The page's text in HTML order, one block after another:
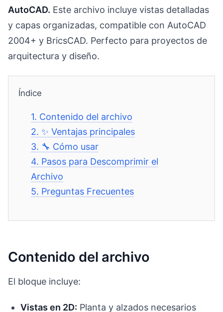
AutoCAD. Este archivo incluye vistas detalladas
y capas organizadas, compatible con AutoCAD
2004+ y BricsCAD. Perfecto para proyectos de
arquitectura y diseño.
Índice
1. Contenido del archivo
2.✨ Ventajas principales
3. 🔧 Cómo usar
4. Pasos para Descomprimir el
Archivo
5. Preguntas Frecuentes
Contenido del archivo
El bloque incluye:
Vistas en 2D: Planta y alzados necesarios